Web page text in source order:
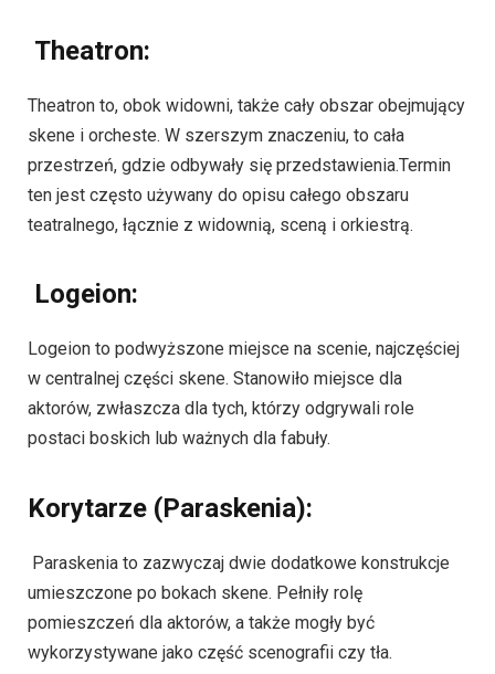
Theatron:
Theatron to, obok widowni, także cały obszar obejmujący
skene i orcheste. W szerszym znaczeniu, to cała
przestrzeń, gdzie odbywały się przedstawienia.Termin
ten jest często używany do opisu całego obszaru
teatralnego, łącznie z widownią, sceną i orkiestrą.
Logeion:
Logeion to podwyższone miejsce na scenie, najczęściej
w centralnej części skene. Stanowiło miejsce dla
aktorów, zwłaszcza dla tych, którzy odgrywali role
postaci boskich lub ważnych dla fabuły.
Korytarze (Paraskenia):
Paraskenia to zazwyczaj dwie dodatkowe konstrukcje
umieszczone po bokach skene. Pełniły rolę
pomieszczeń dla aktorów, a także mogły być
wykorzystywane jako część scenografii czy tła.